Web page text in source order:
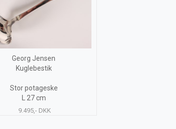
Georg Jensen
Kuglebestik
Stor potageske
L 27 cm
9.495,- DKK